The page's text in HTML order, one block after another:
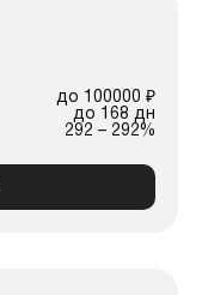
до 100000 ₽
до 168 дн
292 – 292%